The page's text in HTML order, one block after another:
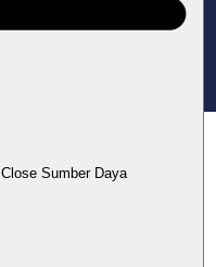
Close Sumber Daya
2025